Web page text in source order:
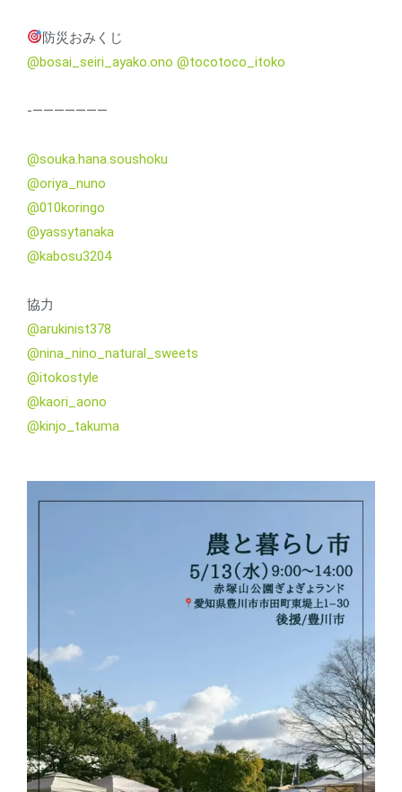
防災おみくじ
@bosai_seiri_ayako.ono @tocotoco_itoko
-———————
@souka.hana.soushoku
@oriya_nuno
@010koringo
@yassytanaka
@kabosu3204
協力
@arukinist378
@nina_nino_natural_sweets
@itokostyle
@kaori_aono
@kinjo_takuma